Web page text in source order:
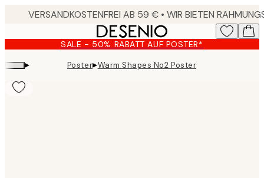
content.
SALE - 50% RABATT AUF POSTER*
▸ Poster▸Warm Shapes No2 Poster